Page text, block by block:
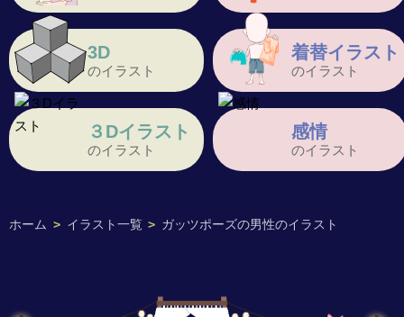
ホーム > イラスト一覧 > ガッツポーズの男性のイラスト
3D
のイラスト
着替イラスト
のイラスト
３Dイラスト
のイラスト
感情
のイラスト